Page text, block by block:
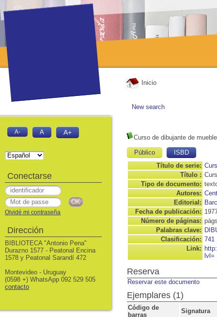
Inicio
New search
Curso de dibujante de
Público
ISBD
Título de serie:
Título :
Tipo de documento:
Autores:
Editorial:
Fecha de publicación:
Número de páginas:
Palabras clave:
Clasificación: 741
Link:
lvl=
Reserva
Reservar este documento
Ejemplares (1)
Código de
barras
Signatura
A- A A+
Conectarse
Olvidé mi contraseña
Dirección
BIBLIOTECA "Antonio Pena"
Durazno 1577 - Peatonal Encina
1578 y Peatonal Sarandí 472
Montevideo - Uruguay
(0598 +) WhatsApp 092 529 505
contacto